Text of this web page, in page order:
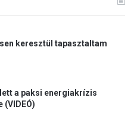
keresztül tapasztaltam
a paksi energiakrízis